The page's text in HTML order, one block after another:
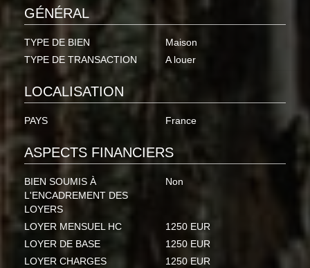
GÉNÉRAL
TYPE DE BIEN
Maison
TYPE DE TRANSACTION
A louer
LOCALISATION
PAYS France
ASPECTS FINANCIERS
BIEN SOUMIS À
L'ENCADREMENT DES
LOYERS
Non
LOYER MENSUEL HC
1250 EUR
LOYER DE BASE
1250 EUR
LOYER CHARGES
1250 EUR